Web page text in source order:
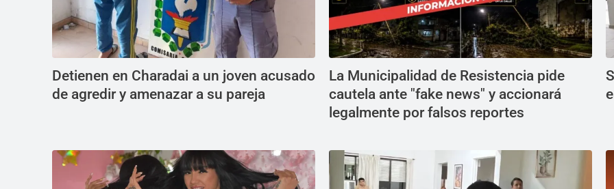
Detienen en Charadai a un joven acusado
de agredir y amenazar a su pareja
La Municipalidad de Resistencia pide
cautela ante "fake news" y accionará
legalmente por falsos reportes